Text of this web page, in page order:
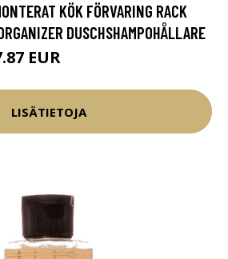
KÖK FÖRVARING RACK
DUSCHSHAMPOHÅLLARE
EUR
LISÄTIETOJA